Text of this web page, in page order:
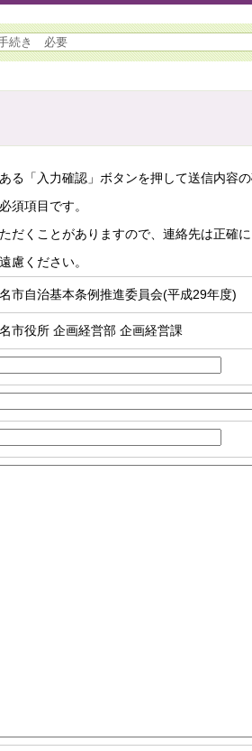
る「入力確認」ボタンを押して送信内容の
須項目です。
だくことがありますので、連絡先は正確に
慮ください。
市自治基本条例推進委員会(平成29年度)
市役所 企画経営部 企画経営課